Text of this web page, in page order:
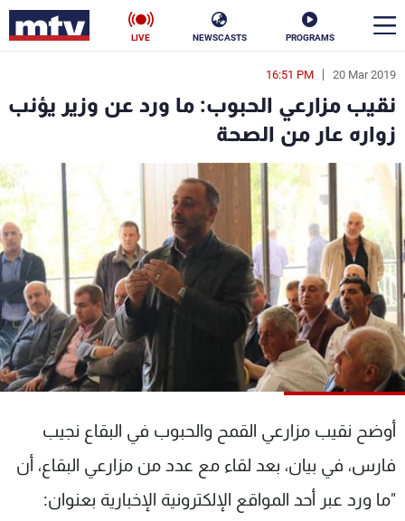
PROGRAMS
NEWSCASTS
LIVE
20 Mar 2019
16:51 PM
نقيب مزارعي الحبوب: ما ورد عن وزير يؤنب
زواره عار من الصحة
أوضح نقيب مزارعي القمح والحبوب في البقاع نجيب
فارس، في بيان، بعد لقاء مع عدد من مزارعي البقاع، أن
"ما ورد عبر أحد المواقع الإلكترونية الإخبارية بعنوان:
en
الأخبار
سياسة ناس
إقتصاد فن
منوعات رياضة
كأس العالم
البرامج
جدول البرامج
شاهد البرامج
الترددات
عن MTV
وظائف